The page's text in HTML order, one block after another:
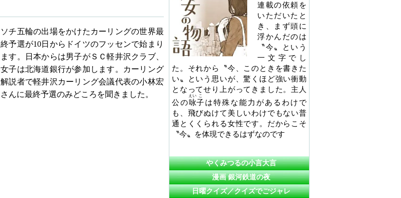
ソチ五輪の出場をかけたカーリングの世界最
終予選が10日からドイツのフッセンで始まり
ます。日本からは男子がＳＣ軽井沢クラブ、
女子は北海道銀行が参加します。カーリング
解説者で軽井沢カーリング会議代表の小林宏
さんに最終予選のみどころを聞きました。
連載の依頼を
いただいたと
き、まず頭に
浮かんだのは
〝今〟という
一文字でし
た。それから〝今、このときを書きた
い〟という思いが、驚くほど強い衝動
となってせり上がってきました。主人
公の咏
えい
子
こ
は特殊な能力があるわけで
も、飛びぬけて美しいわけでもない普
通とくくられる女性です。だからこそ
〝今〟を体現できるはずなのです
やくみつるの小言大言
漫画 銀河鉄道の夜
日曜クイズ／クイズでごジャレ